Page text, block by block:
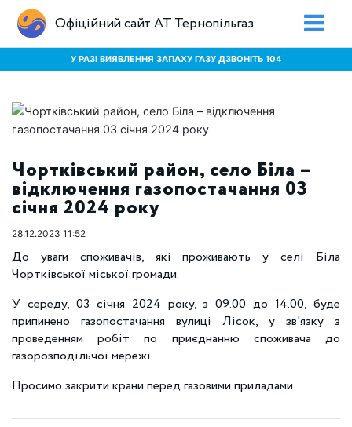
Офіційний сайт АТ Тернопільгаз
У РАЗІ ВИЯВЛЕННЯ ЗАПАХУ ГАЗУ ДЗВОНІТЬ 104
Чортківський район, село Біла –
відключення газопостачання 03
січня 2024 року
28.12.2023 11:52
До уваги споживачів, які проживають у селі Біла
Чортківської міської громади.
У середу, 03 січня 2024 року, з 09.00 до 14.00, буде
припинено газопостачання вулиці Лісок, у зв'язку з
проведенням робіт по приєднанню споживача до
газорозподільчої мережі.
Просимо закрити крани перед газовими приладами.